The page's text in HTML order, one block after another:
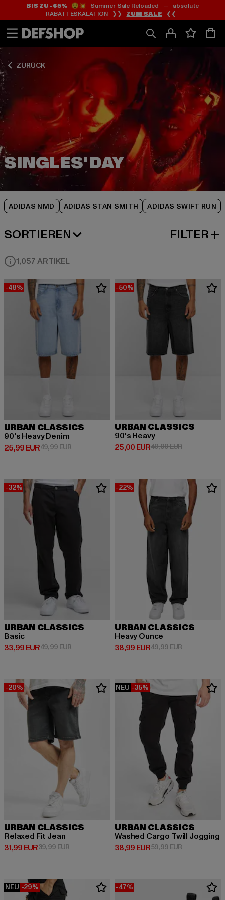
Zum
Inhalt
springen
Zum
Fußzeile
springen
BIS ZU -65%😲💥 Summer Sale Reloaded — absolute
RABATTESKALATION ❯❯ ZUM SALE ❮❮
ZURÜCK
ADIDAS NMD ADIDAS STAN SMITH ADIDAS SWIFT RUN
Zum
Produktraster
springen
SORTIEREN
BELIEBTESTE FILTER
1,057 ARTIKEL
-48%
URBAN CLASSICS
90's Heavy Denim
25,99 EUR
Derzeitiger Preis: 25,99 EUR
49,99 EURAktionspreis: 49,99 EUR
-50%
URBAN CLASSICS
90's Heavy
25,00 EUR
Derzeitiger Preis: 25,00 EUR
49,99 EURAktionspreis:
-32%
URBAN CLASSICS
Basic
33,99 EUR
Derzeitiger Preis: 33,99 EUR
49,99 EURAktionspreis: 49,99 EUR
-22%
URBAN CLASSICS
Heavy Ounce
38,99 EUR
Derzeitiger Preis: 38,99 EUR
49,99 EURAktionspreis:
-20%
URBAN CLASSICS
Relaxed Fit Jean
31,99 EUR
Derzeitiger Preis: 31,99 EUR
39,99 EURAktionspreis: 39,99 EUR
NEU -35%
URBAN CLASSICS
Washed Cargo Twill Jogging
38,99 EUR
Derzeitiger Preis: 38,99 EUR
59,99 EURAktionspreis:
NEU -29% -47%